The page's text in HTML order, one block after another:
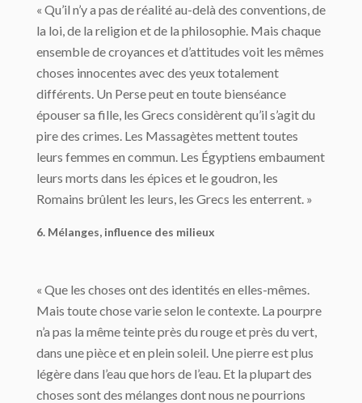
« Qu’il n’y a pas de réalité au-delà des conventions, de
la loi, de la religion et de la philosophie. Mais chaque
ensemble de croyances et d’attitudes voit les mêmes
choses innocentes avec des yeux totalement
différents. Un Perse peut en toute bienséance
épouser sa fille, les Grecs considèrent qu’il s’agit du
pire des crimes. Les Massagètes mettent toutes
leurs femmes en commun. Les Égyptiens embaument
leurs morts dans les épices et le goudron, les
Romains brûlent les leurs, les Grecs les enterrent. »
6. Mélanges, influence des milieux
« Que les choses ont des identités en elles-mêmes.
Mais toute chose varie selon le contexte. La pourpre
n’a pas la même teinte près du rouge et près du vert,
dans une pièce et en plein soleil. Une pierre est plus
légère dans l’eau que hors de l’eau. Et la plupart des
choses sont des mélanges dont nous ne pourrions